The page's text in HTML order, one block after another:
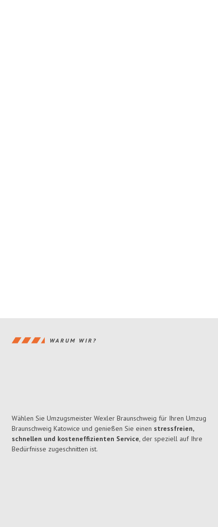
WARUM WIR?
Wählen Sie Umzugsmeister Wexler Braunschweig für Ihren Umzug
Braunschweig Katowice und genießen Sie einen stressfreien,
schnellen und kosteneffizienten Service, der speziell auf Ihre
Bedürfnisse zugeschnitten ist.